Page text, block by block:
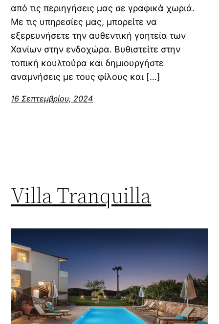
από τις περιηγήσεις μας σε γραφικά χωριά.
Με τις υπηρεσίες μας, μπορείτε να
εξερευνήσετε την αυθεντική γοητεία των
Χανίων στην ενδοχώρα. Βυθιστείτε στην
τοπική κουλτούρα και δημιουργήστε
αναμνήσεις με τους φίλους και […]
16 Σεπτεμβρίου, 2024
Villa Tranquilla